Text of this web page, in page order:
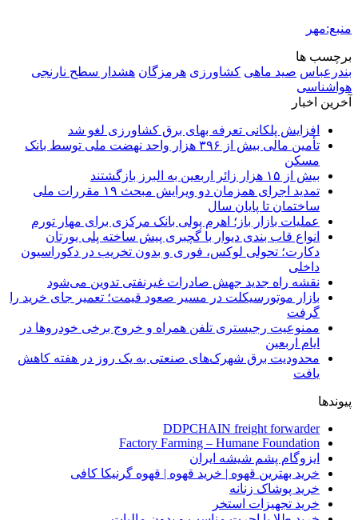
منبع:مهر
برچسب ها
بندرعباس صید ماهی کشاورزی هرمزگان هشدار سطح نارنجی
هواشناسی
آخرین اخبار
افزایش پلکانی تعرفه بهای برق کشاورزی لغو شد
تأمین مالی بیش از ۳۹۶ هزار واحد نهضت ملی توسط بانک
مسکن
بیش از ۱۵ هزار زائر اربعین به البرز بازگشتند
تمدید اجرای همزمان دو ویرایش مبحث ۱۹ مقررات ملی
ساختمان تا پایان سال
عملیات بازار باز؛ اهرم پولی بانک مرکزی برای مهار تورم
انواع قاب بندی دیوار با گچبری پیش ساخته پلی یورتان
دکارت؛ تحولی لوکس، فوری و بدون تخریب در دکوراسیون
داخلی
نقشه راه جدید جهش صادرات غیرنفتی تدوین می‌شود
بازار موتورسیکلت در مسیر صعود قیمت؛ تعمیر جای خرید را
گرفت
ممنوعیت رجیستری تلفن همراه و خروج برخی خودروها در
ایام اربعین
محدودیت برق شهرک‌های صنعتی به یک روز در هفته کاهش
یافت
پیوندها
DDPCHAIN freight forwarder
Factory Farming – Humane Foundation
ایزوگام پشم شیشه ایران
خرید بهترین قهوه | خرید قهوه | قهوه گرنیکا کافی
خرید پوشاک زنانه
خرید تجهیزات استخر